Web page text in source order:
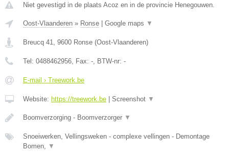
Niet gevestigd in de plaats Acoz en in de provincie Henegouwen.
Oost-Vlaanderen » Ronse Google maps ▼
Breucq 41 9600 Ronse (Oost-Vlaanderen)
Tel: 0488462956 , Fax: - , BTW-nr: -
E-mail › Treework.be
Website: https://treework.be Screenshot ▼
Boomverzorging - Boomverzorger ▼
Snoeiwerken, Vellingsweken - complexe vellingen - Demontage
Bomen,
▼